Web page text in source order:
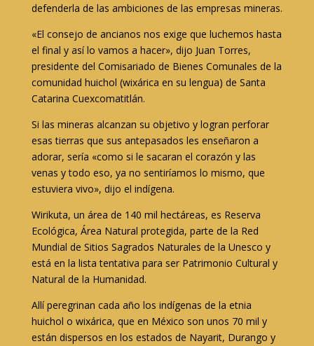
defenderla de las ambiciones de las empresas mineras.
«El consejo de ancianos nos exige que luchemos hasta
el final y así lo vamos a hacer», dijo Juan Torres,
presidente del Comisariado de Bienes Comunales de la
comunidad huichol (wixárica en su lengua) de Santa
Catarina Cuexcomatitlán.
Si las mineras alcanzan su objetivo y logran perforar
esas tierras que sus antepasados les enseñaron a
adorar, sería «como si le sacaran el corazón y las
venas y todo eso, ya no sentiríamos lo mismo, que
estuviera vivo», dijo el indígena.
Wirikuta, un área de 140 mil hectáreas, es Reserva
Ecológica, Área Natural protegida, parte de la Red
Mundial de Sitios Sagrados Naturales de la Unesco y
está en la lista tentativa para ser Patrimonio Cultural y
Natural de la Humanidad.
Allí peregrinan cada año los indígenas de la etnia
huichol o wixárica, que en México son unos 70 mil y
están dispersos en los estados de Nayarit, Durango y